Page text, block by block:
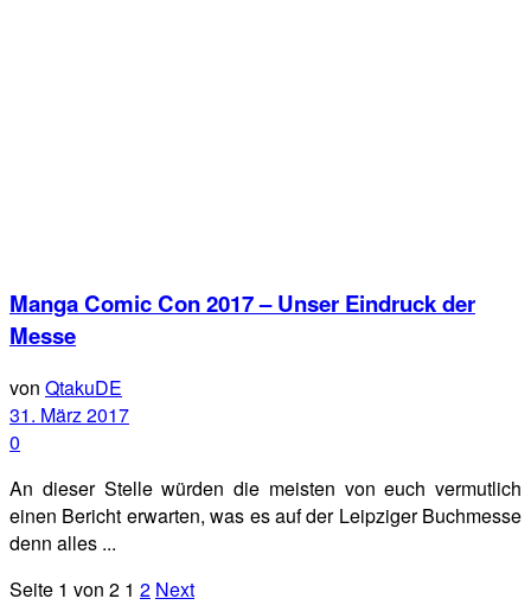
Manga Comic Con 2017 – Unser Eindruck der
Messe
von QtakuDE
31. März 2017
0
An dieser Stelle würden die meisten von euch vermutlich
einen Bericht erwarten, was es auf der Leipziger Buchmesse
denn alles ...
Seite 1 von 2 1 2 Next